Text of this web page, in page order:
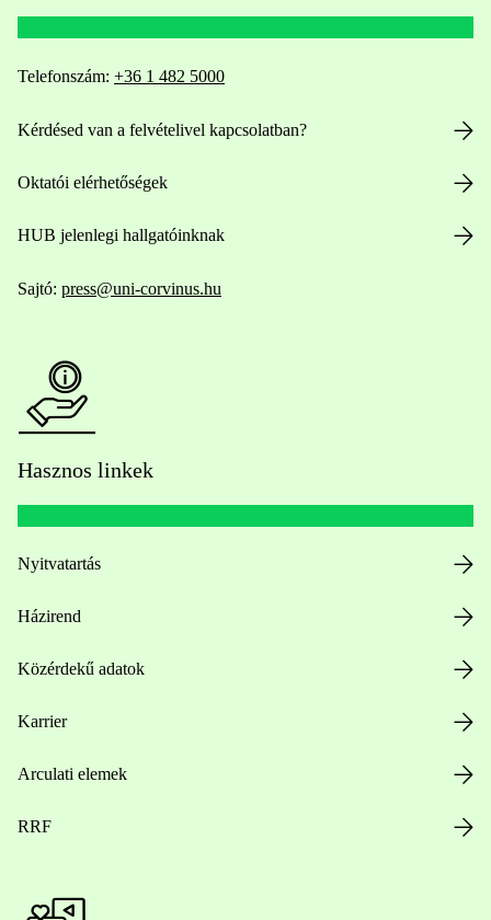
Telefonszám: +36 1 482 5000
Kérdésed van a felvételivel kapcsolatban?
Oktatói elérhetőségek
HUB jelenlegi hallgatóinknak
Sajtó: press@uni-corvinus.hu
Hasznos linkek
Nyitvatartás
Házirend
Közérdekű adatok
Karrier
Arculati elemek
RRF